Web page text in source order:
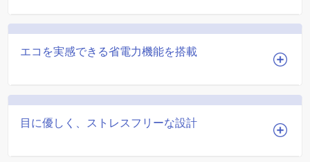
エコを実感できる省電力機能を搭載
目に優しく、ストレスフリーな設計